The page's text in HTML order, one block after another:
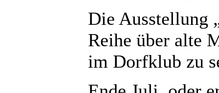
Die Ausstellung
Reihe über alte
im Dorfklub zu